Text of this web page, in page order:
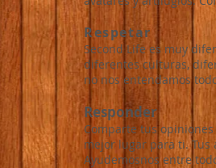
Respetar
Second Life es muy
diferentes culturas,
no nos entendamos
Responder
Comparte tus
mejor lugar para ti. Tus
Ayudemosnos entre